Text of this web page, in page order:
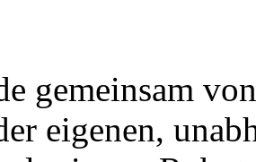
gemeinsam
eigenen,